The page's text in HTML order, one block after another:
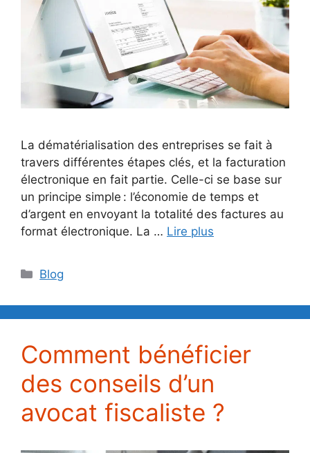
La dématérialisation des entreprises se fait à
travers différentes étapes clés, et la facturation
électronique en fait partie. Celle-ci se base sur
un principe simple : l’économie de temps et
d’argent en envoyant la totalité des factures au
format électronique. La … Lire plus
Catégories
Blog
Comment bénéficier
des conseils d’un
avocat fiscaliste ?